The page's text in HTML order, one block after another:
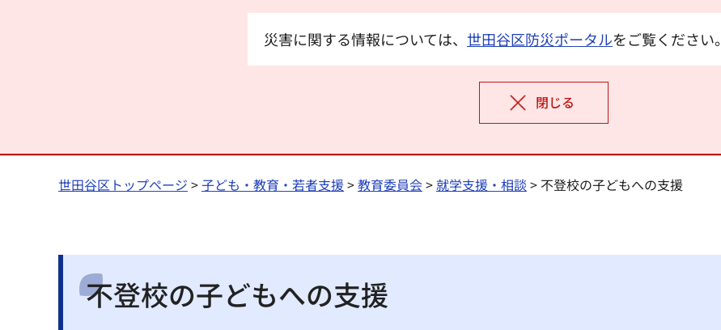
災害に関する情報については、 世田谷区防災ポータルをご覧ください。
閉じる
世田谷区トップページ >子ども・教育・若者支援>教育委員会>就学支援・相談 > 不登校の子どもへの支援
不登校の子どもへの支援